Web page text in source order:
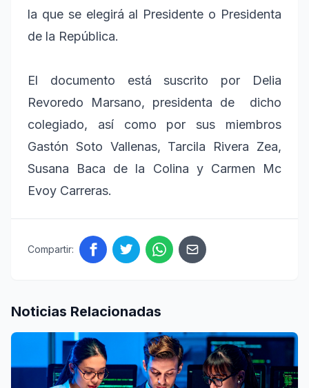
la que se elegirá al Presidente o Presidenta
de la República.
El documento está suscrito por Delia
Revoredo Marsano, presidenta de dicho
colegiado, así como por sus miembros
Gastón Soto Vallenas, Tarcila Rivera Zea,
Susana Baca de la Colina y Carmen Mc
Evoy Carreras.
Compartir:
Noticias Relacionadas